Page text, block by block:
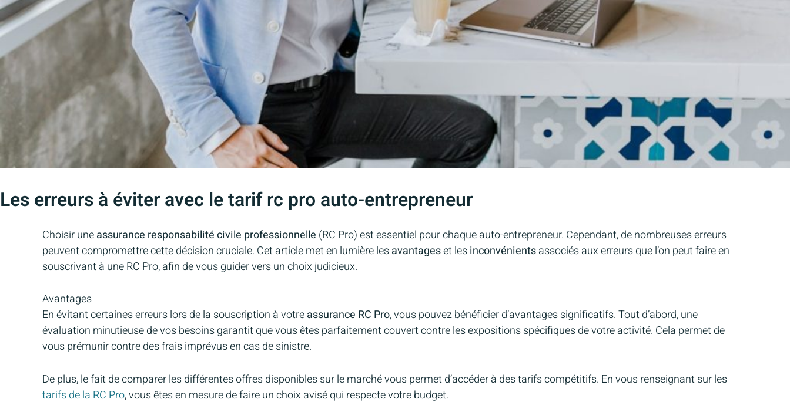
Les erreurs à éviter avec le tarif rc pro auto-entrepreneur
Choisir uneassurance responsabilité civile professionnelle (RC Pro) est essentiel pour chaque auto-entrepreneur. Cependant, de nombreuses erreurs
peuvent compromettre cette décision cruciale. Cet article met en lumière lesavantageset lesinconvénientsassociés aux erreurs que l’on peut faire en
souscrivant à une RC Pro, afin de vous guider vers un choix judicieux.
Avantages
En évitant certaines erreurs lors de la souscription à votreassurance RC Pro, vous pouvez bénéficier d’avantages significatifs. Tout d’abord, une
évaluation minutieuse de vos besoins garantit que vous êtes parfaitement couvert contre les expositions spécifiques de votre activité. Cela permet de
vous prémunir contre des frais imprévus en cas de sinistre.
De plus, le fait de comparer les différentes offres disponibles sur le marché vous permet d’accéder à des tarifs compétitifs. En vous renseignant sur les
tarifs de la RC Pro, vous êtes en mesure de faire un choix avisé qui respecte votre budget.